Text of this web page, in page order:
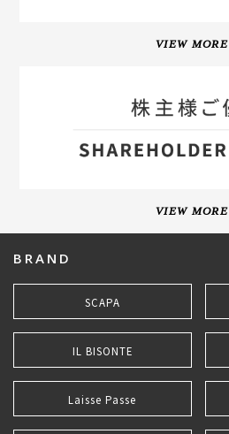
VIEW MORE
VIEW MORE
BRAND
SCAPA
IL BISONTE
Laisse Passe